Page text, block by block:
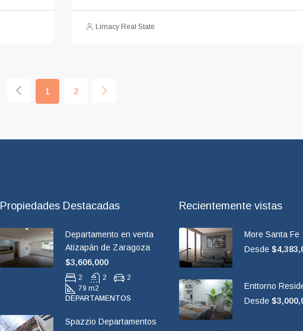
Limacy Real State
1 2
Propiedades Destacadas
Departamento en venta
Atizapán de Zaragoza
$3,606,000
2 2
2
79 m2
DEPARTAMENTOS
Spazzio Departamentos
Recientemente vistas
More Santa Fe
Desde
Enttorno
Desde